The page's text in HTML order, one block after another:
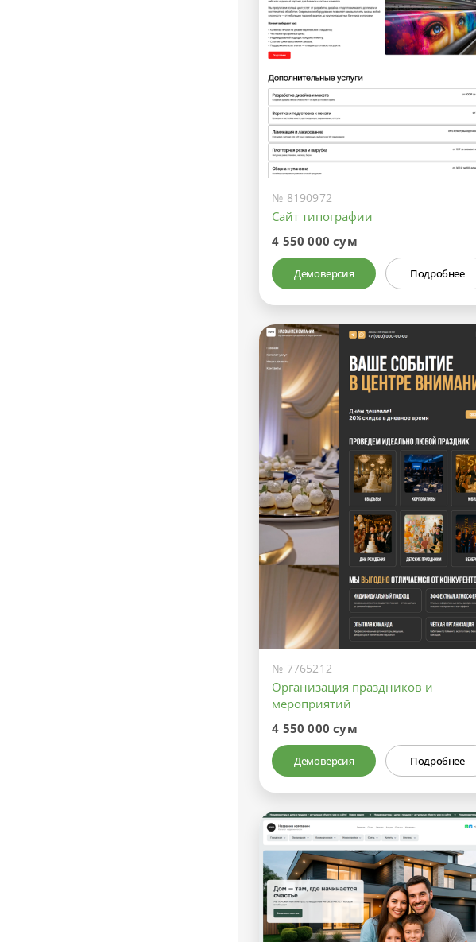
№ 8190972
Сайт типографии
4 550 000 сум
Демоверсия Подробнее
№ 7765212
Организация праздников и
мероприятий
4 550 000 сум
Демоверсия Подробнее